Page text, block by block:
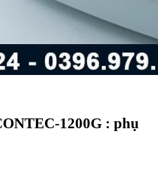
1200G : phụ